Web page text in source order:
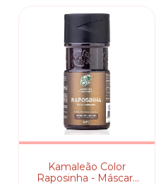
Kamaleão Color
Raposinha - Máscara